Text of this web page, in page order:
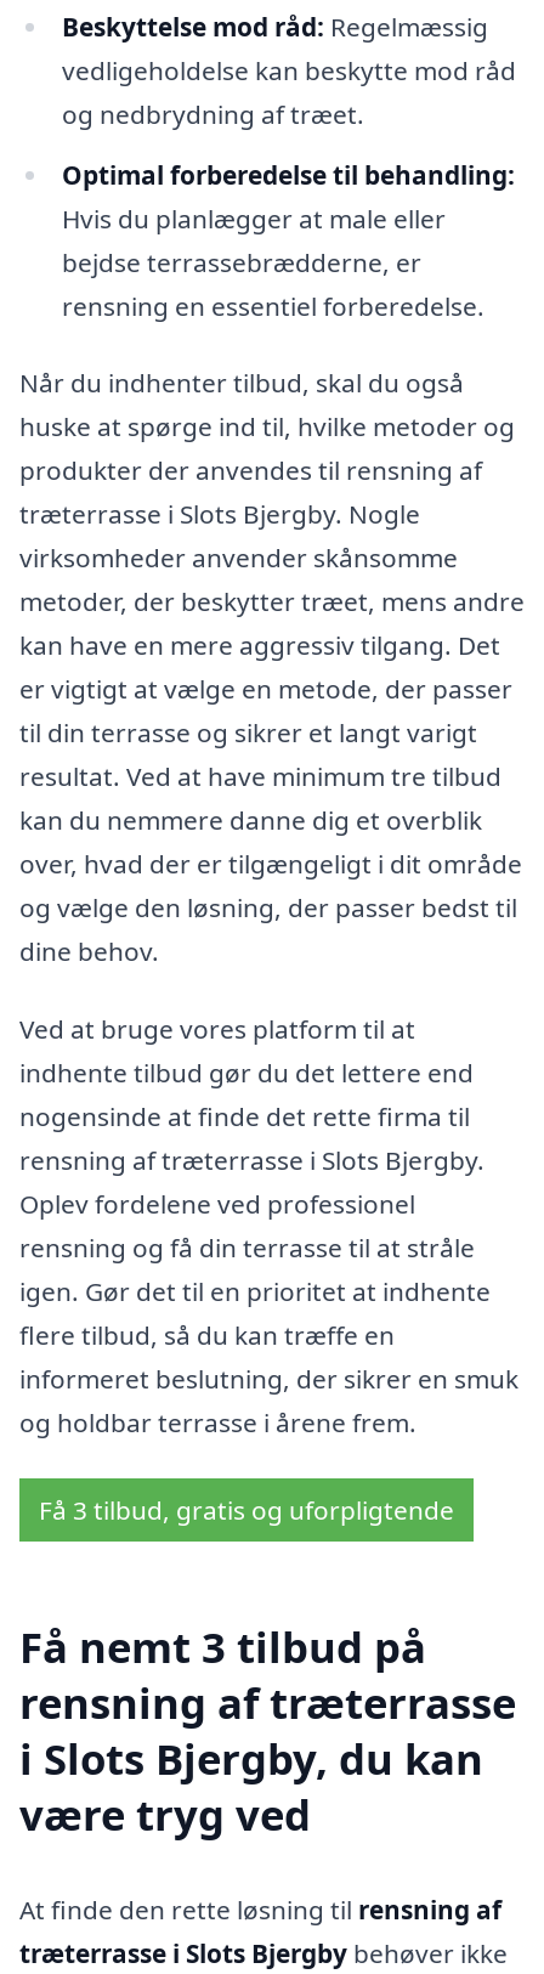
Beskyttelse mod råd: Regelmæssig
vedligeholdelse kan beskytte mod råd
og nedbrydning af træet.
Optimal forberedelse til behandling:
Hvis du planlægger at male eller
bejdse terrassebrædderne, er
rensning en essentiel forberedelse.
Når du indhenter tilbud, skal du også
huske at spørge ind til, hvilke metoder og
produkter der anvendes til rensning af
træterrasse i Slots Bjergby. Nogle
virksomheder anvender skånsomme
metoder, der beskytter træet, mens andre
kan have en mere aggressiv tilgang. Det
er vigtigt at vælge en metode, der passer
til din terrasse og sikrer et langt varigt
resultat. Ved at have minimum tre tilbud
kan du nemmere danne dig et overblik
over, hvad der er tilgængeligt i dit område
og vælge den løsning, der passer bedst til
dine behov.
Ved at bruge vores platform til at
indhente tilbud gør du det lettere end
nogensinde at finde det rette firma til
rensning af træterrasse i Slots Bjergby.
Oplev fordelene ved professionel
rensning og få din terrasse til at stråle
igen. Gør det til en prioritet at indhente
flere tilbud, så du kan træffe en
informeret beslutning, der sikrer en smuk
og holdbar terrasse i årene frem.
Få 3 tilbud, gratis og uforpligtende
Få nemt 3 tilbud på
rensning af træterrasse
i Slots Bjergby, du kan
være tryg ved
At finde den rette løsning til rensning af
træterrasse i Slots Bjergby behøver ikke